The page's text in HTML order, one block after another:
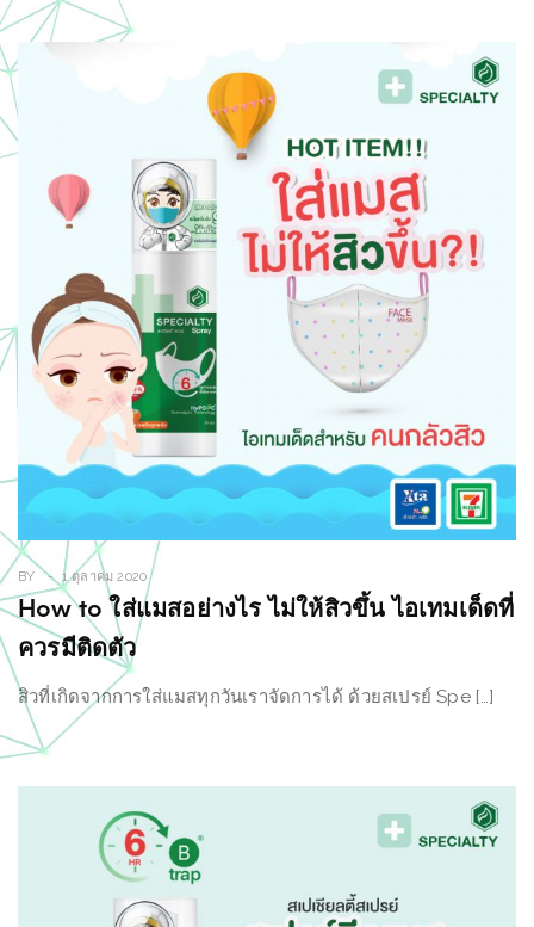
BY 1 ตุลาคม 2020
How to ใส่แมสอย่างไร ไม่ให้สิวขึ้น ไอเทมเด็ดที่
ควรมีติดตัว
สิวที่เกิดจากการใส่แมสทุกวันเราจัดการได้ ด้วยสเปรย์ Spe […]